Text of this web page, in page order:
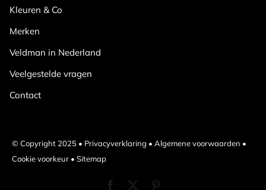
Kleuren & Co
Merken
Veldman in Nederland
Veelgestelde vragen
Contact
© Copyright 2025 • Privacyverklaring • Algemene voorwaarden •
Cookie voorkeur • Sitemap